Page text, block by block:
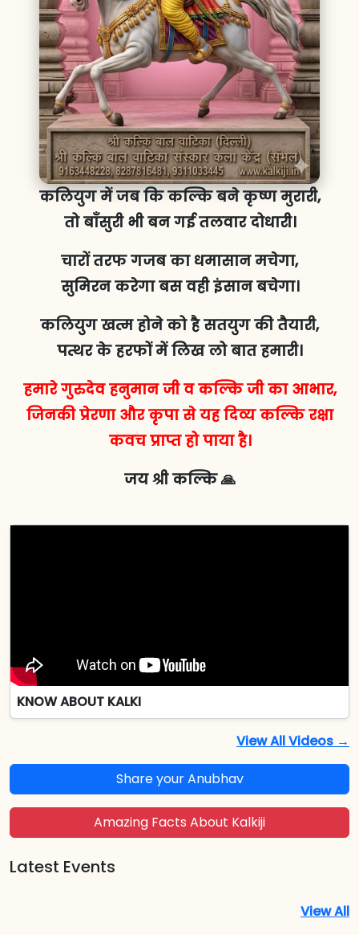
कलियुग में जब कि कल्कि बने कृष्ण मुरारी,
तो बाँसुरी भी बन गई तलवार दोधारी।
चारों तरफ गजब का धमासान मचेगा,
सुमिरन करेगा बस वही इंसान बचेगा।
कलियुग खत्म होने को है सतयुग की तैयारी,
पत्थर के हरफों में लिख लो बात हमारी।
हमारे गुरुदेव हनुमान जी व कल्कि जी का आभार,
जिनकी प्रेरणा और कृपा से यह दिव्य कल्कि रक्षा
कवच प्राप्त हो पाया है।
जय श्री कल्कि 🙏
KNOW ABOUT KALKI
View All Videos →
Share your Anubhav
Amazing Facts About Kalkiji
Latest Events
View All